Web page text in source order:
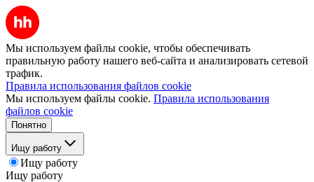
Мы используем файлы cookie, чтобы обеспечивать
правильную работу нашего веб-сайта и анализировать сетевой
трафик.
Правила использования файлов cookie
Мы используем файлы cookie. Правила использования
файлов cookie
Понятно
Ищу работу
Ищу работу
Ищу работу